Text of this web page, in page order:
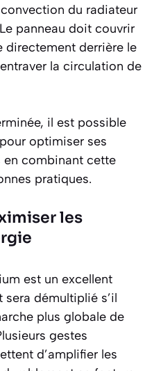
du radiateur
panneau doit couvrir
directement derrière le
la circulation de
il est possible
optimiser ses
en combinant cette
pratiques.
les
est un excellent
démultiplié s’il
plus globale de
gestes
d’amplifier les